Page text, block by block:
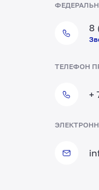
+
ТЕЛЕФОН
8